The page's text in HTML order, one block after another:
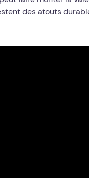
des atouts